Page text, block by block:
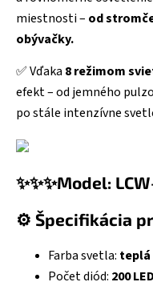
miestnosti – od
obývačky.
✅ Vďaka 8 režimom
efekt – od jemného
po stále intenzívne
✨✨✨Model:
⚙️ Špecifikácia
Farba svetla: teplá
Počet diód: 200 LED